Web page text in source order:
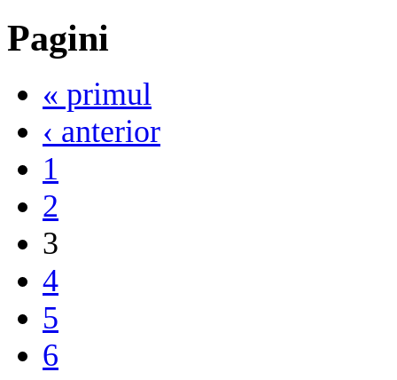
Pagini
« primul
‹ anterior
1
2
3
4
5
6